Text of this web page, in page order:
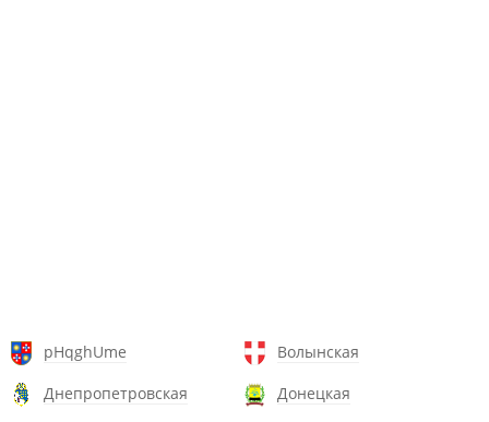
pHqghUme
Волынская
Днепропетровская
Донецкая